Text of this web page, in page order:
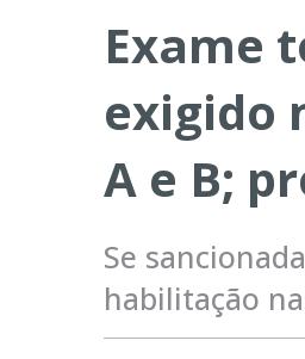
Exame
exigido
A e B;
Se
habilitação